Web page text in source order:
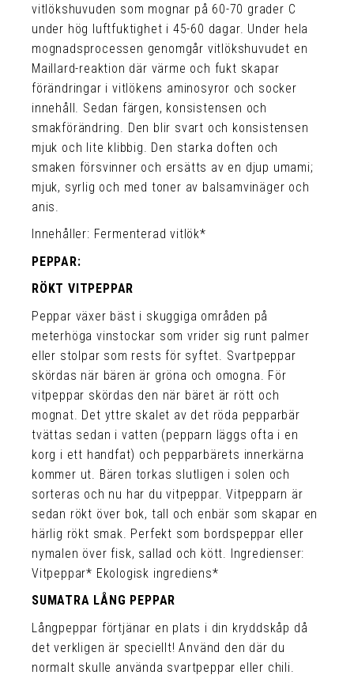
vitlökshuvuden som mognar på 60-70 grader C
under hög luftfuktighet i 45-60 dagar. Under hela
mognadsprocessen genomgår vitlökshuvudet en
Maillard-reaktion där värme och fukt skapar
förändringar i vitlökens aminosyror och socker
innehåll. Sedan färgen, konsistensen och
smakförändring. Den blir svart och konsistensen
mjuk och lite klibbig. Den starka doften och
smaken försvinner och ersätts av en djup umami;
mjuk, syrlig och med toner av balsamvinäger och
anis.
Innehåller: Fermenterad vitlök*
PEPPAR:
RÖKT VITPEPPAR
Peppar växer bäst i skuggiga områden på
meterhöga vinstockar som vrider sig runt palmer
eller stolpar som rests för syftet. Svartpeppar
skördas när bären är gröna och omogna. För
vitpeppar skördas den när bäret är rött och
mognat. Det yttre skalet av det röda pepparbär
tvättas sedan i vatten (pepparn läggs ofta i en
korg i ett handfat) och pepparbärets innerkärna
kommer ut. Bären torkas slutligen i solen och
sorteras och nu har du vitpeppar. Vitpepparn är
sedan rökt över bok, tall och enbär som skapar en
härlig rökt smak. Perfekt som bordspeppar eller
nymalen över fisk, sallad och kött. Ingredienser:
Vitpeppar* Ekologisk ingrediens*
SUMATRA LÅNG PEPPAR
Långpeppar förtjänar en plats i din kryddskåp då
det verkligen är speciellt! Använd den där du
normalt skulle använda svartpeppar eller chili.